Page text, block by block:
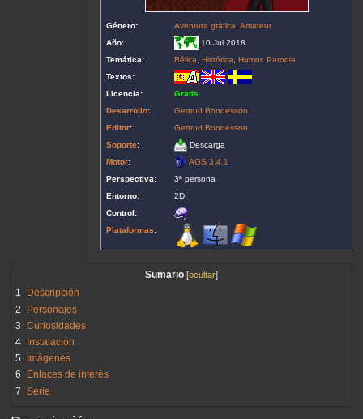
Género: Aventura gráfica ,Amateur
Año:
10 Jul 2018
Temática:
Bélica ,Histórica ,Humor,Parodia
Textos:
Licencia:
Gratis
Desarrollo:
Gertrud Bondesson
Editor:
Gertrud Bondesson
Soporte:
Descarga
Motor:
AGS 3.4.1
Perspectiva:
3ª persona
Entorno:
2D
Control:
Plataformas:
Sumario
1
Descripción
2
Personajes
3 Curiosidades
4
Instalación
5
Imágenes
6
Enlaces de interés
7 Serie